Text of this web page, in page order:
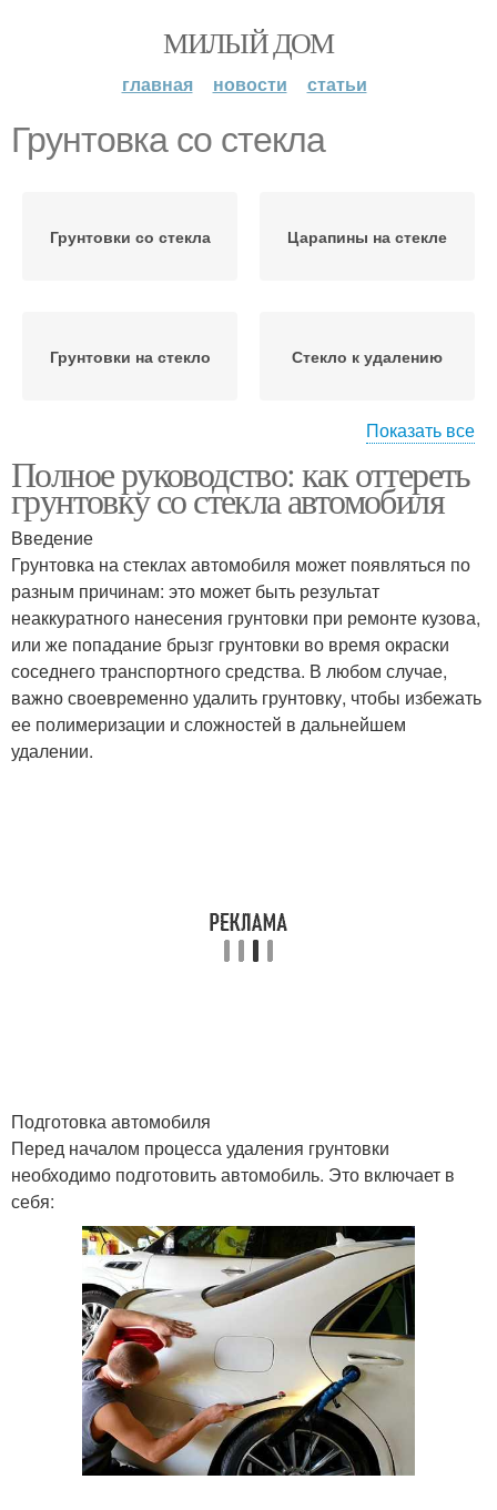
МИЛЫЙ ДОМ
главная новости статьи
Грунтовка со стекла
Грунтовки со стекла Царапины на стекле
Грунтовки на стекло Стекло к удалению
Растворитель со стекла Вещества на стекле
Старая грунтовка Грунтовки на стекле
Грунтовка со
стеклянной
поверхности
Следы на стекле
Застарелая грунтовка
Акриловая грунтовка
Грунтовки в
зависимости
Удаления со стекла Стекло при удалении
Показать все
Полное руководство: как оттереть
грунтовку со стекла автомобиля
Введение
Грунтовка на стеклах автомобиля может появляться по
разным причинам: это может быть результат
неаккуратного нанесения грунтовки при ремонте кузова,
или же попадание брызг грунтовки во время окраски
соседнего транспортного средства. В любом случае,
важно своевременно удалить грунтовку, чтобы избежать
ее полимеризации и сложностей в дальнейшем
удалении.
Подготовка автомобиля
Перед началом процесса удаления грунтовки
необходимо подготовить автомобиль. Это включает в
себя: